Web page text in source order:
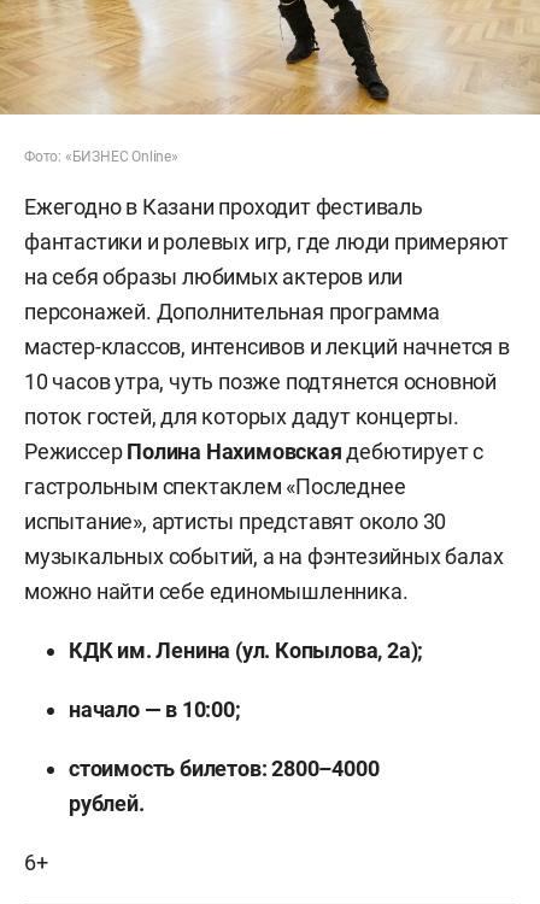
Фото: «БИЗНЕС Online»
Ежегодно в Казани проходит фестиваль
фантастики и ролевых игр, где люди примеряют
на себя образы любимых актеров или
персонажей. Дополнительная программа
мастер-классов, интенсивов и лекций начнется в
10 часов утра, чуть позже подтянется основной
поток гостей, для которых дадут концерты.
РежиссерПолина Нахимовскаядебютирует с
гастрольным спектаклем «Последнее
испытание», артисты представят около 30
музыкальных событий, а на фэнтезийных балах
можно найти себе единомышленника.
КДК им. Ленина (ул. Копылова, 2а);
начало — в 10:00;
стоимость билетов: 2800–4000
рублей.
6+